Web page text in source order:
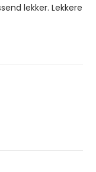
lekker. Lekkere